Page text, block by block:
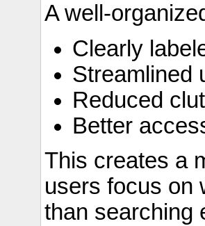
A well-
Clearly
Streamlined
Reduced
Better
This creates a
users focus on
than searching